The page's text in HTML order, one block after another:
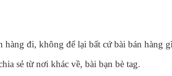
hàng đi, không để lại bất cứ bài bán hàng
sẻ từ nơi khác về, bài bạn bè tag.